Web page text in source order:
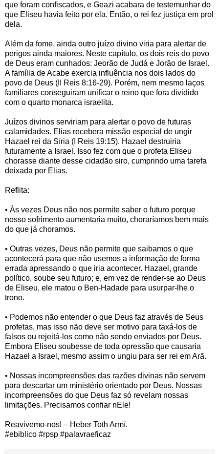
que foram confiscados, e Geazi acabara de testemunhar do
que Eliseu havia feito por ela. Então, o rei fez justiça em prol
dela.
Além da fome, ainda outro juízo divino viria para alertar de
perigos ainda maiores. Neste capítulo, os dois reis do povo
de Deus eram cunhados: Jeorão de Judá e Jorão de Israel.
A família de Acabe exercia influência nos dois lados do
povo de Deus (II Reis 8:16-29). Porém, nem mesmo laços
familiares conseguiram unificar o reino que fora dividido
com o quarto monarca israelita.
Juízos divinos serviriam para alertar o povo de futuras
calamidades. Elias recebera missão especial de ungir
Hazael rei da Síria (I Reis 19:15). Hazael destruiria
futuramente a Israel. Isso fez com que o profeta Eliseu
chorasse diante desse cidadão siro, cumprindo uma tarefa
deixada por Elias.
Reflita:
• Às vezes Deus não nos permite saber o futuro porque
nosso sofrimento aumentaria muito, choraríamos bem mais
do que já choramos.
• Outras vezes, Deus não permite que saibamos o que
acontecerá para que não usemos a informação de forma
errada apressando o que iria acontecer. Hazael, grande
político, soube seu futuro; e, em vez de render-se ao Deus
de Eliseu, ele matou o Ben-Hadade para usurpar-lhe o
trono.
• Podemos não entender o que Deus faz através de Seus
profetas, mas isso não deve ser motivo para taxá-los de
falsos ou rejeitá-los como não sendo enviados por Deus.
Embora Eliseu soubesse de toda opressão que causaria
Hazael a Israel, mesmo assim o ungiu para ser rei em Arã.
• Nossas incompreensões das razões divinas não servem
para descartar um ministério orientado por Deus. Nossas
incompreensões do que Deus faz só revelam nossas
limitações. Precisamos confiar nEle!
Reavivemo-nos! – Heber Toth Armí.
#ebiblico #rpsp #palavraeficaz‌‌